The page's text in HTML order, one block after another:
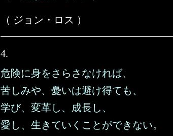
（ ジョン・ロス ）
4.
危険に身をさらさなければ、
苦しみや、憂いは避け得ても、
学び、変革し、成長し、
愛し、生きていくことができない。